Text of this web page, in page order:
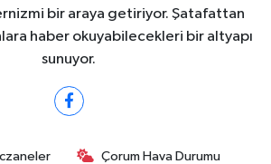
bir araya getiriyor. Şatafattan
haber okuyabilecekleri bir altyapı
sunuyor.
Çorum Hava Durumu